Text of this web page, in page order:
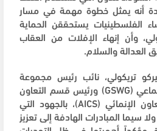
أنه يمثل خطوة مهمة في مسار
الفلسطينيات يستحققن الحماية
وأن إنهاء الإفلات من العقاب
العدالة والسلام.
تريكولي، نائب رئيس مجموعة
العمل الخاصة بالنوع الاجتماعي (GSWG) ورئيس قسم التعاون
في الوكالة الإيطالية للتعاون الإنمائي (AICS)، بالجهود التي
سيما المبادرات الهادفة إلى تعزيز